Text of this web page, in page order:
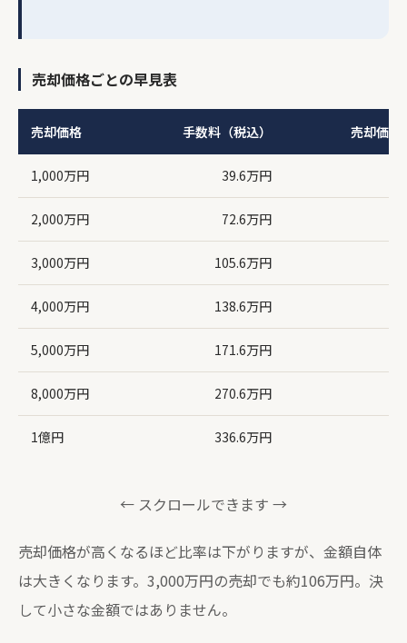
売却価格ごとの早見表
売却価格 手数料（税込） 売却価格
1,000万円 39.6万円
2,000万円 72.6万円
3,000万円 105.6万円
4,000万円 138.6万円
5,000万円 171.6万円
8,000万円 270.6万円
1億円 336.6万円
← スクロールできます →
売却価格が高くなるほど比率は下がりますが、金額自体
は大きくなります。3,000万円の売却でも約106万円。決
して小さな金額ではありません。